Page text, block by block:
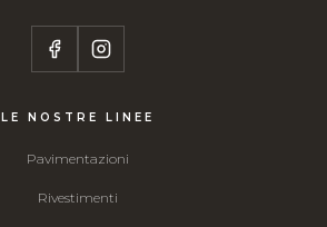
LE NOSTRE LINEE
Pavimentazioni
Rivestimenti